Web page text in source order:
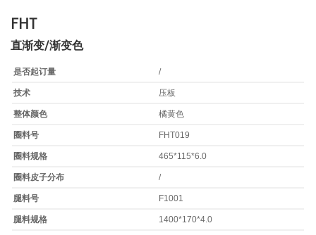
FHT
直渐变/渐变色
是否起订量 /
技术 压板
整体颜色 橘黄色
圈料号 FHT019
圈料规格 465*115*6.0
圈料皮子分布 /
腿料号 F1001
腿料规格 1400*170*4.0